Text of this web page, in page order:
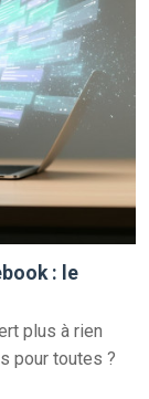
: le
plus à rien
pour toutes ?